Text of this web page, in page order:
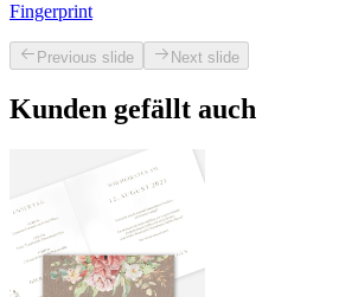
Fingerprint
Previous slide Next slide
Kunden gefällt auch